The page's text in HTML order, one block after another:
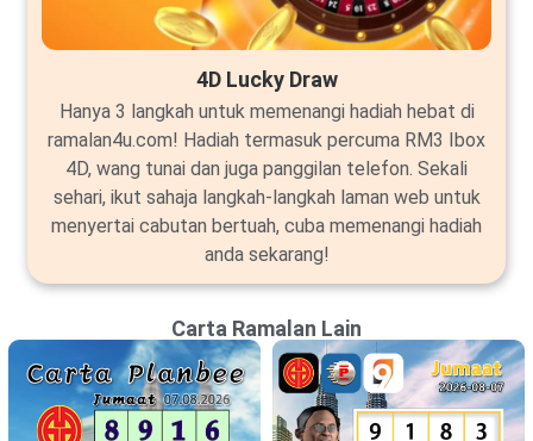
4D Lucky Draw
Hanya 3 langkah untuk memenangi hadiah hebat di
ramalan4u.com! Hadiah termasuk percuma RM3 Ibox
4D, wang tunai dan juga panggilan telefon. Sekali
sehari, ikut sahaja langkah-langkah laman web untuk
menyertai cabutan bertuah, cuba memenangi hadiah
anda sekarang!
Carta Ramalan Lain